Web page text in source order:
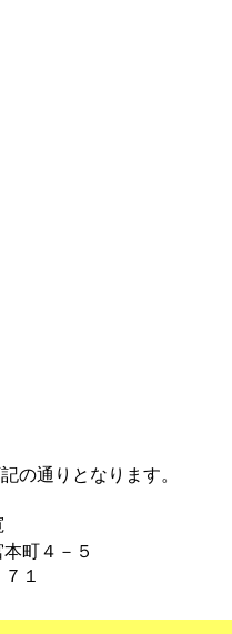
の通りとなります。
町４－５
１